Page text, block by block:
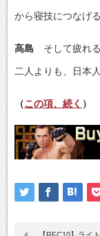
から寝技につなげ
高島 そして疲れ
二人よりも、日本
（この項、続く ）